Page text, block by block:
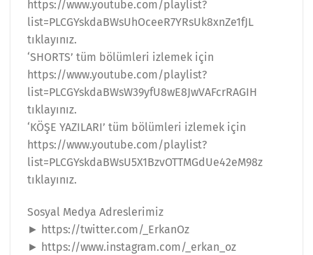
https://www.youtube.com/playlist?
list=PLCGYskdaBWsUhOceeR7YRsUk8xnZe1fJL
tıklayınız.
‘SHORTS’ tüm bölümleri izlemek için
https://www.youtube.com/playlist?
list=PLCGYskdaBWsW39yfU8wE8JwVAFcrRAGIH
tıklayınız.
‘KÖŞE YAZILARI’ tüm bölümleri izlemek için
https://www.youtube.com/playlist?
list=PLCGYskdaBWsU5X1BzvOTTMGdUe42eM98z
tıklayınız.
Sosyal Medya Adreslerimiz
► https://twitter.com/_ErkanOz
► https://www.instagram.com/_erkan_oz